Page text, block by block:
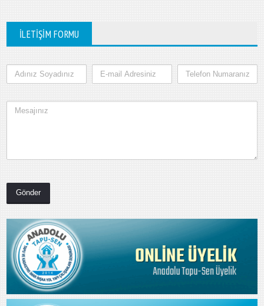
İLETİŞİM FORMU